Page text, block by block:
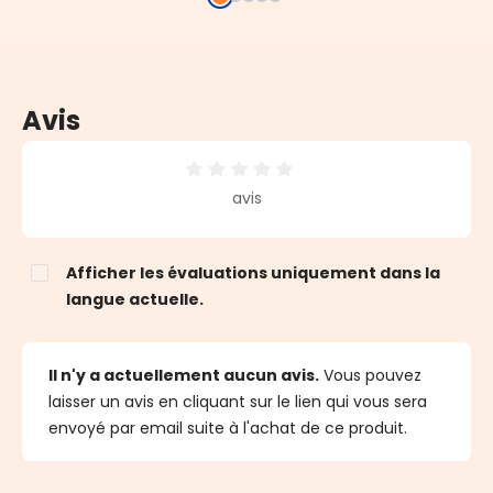
Avis
Note moyenne de 0 sur 5 étoiles
avis
Afficher les évaluations uniquement dans la
langue actuelle.
Il n'y a actuellement aucun avis. Vous pouvez
laisser un avis en cliquant sur le lien qui vous sera
envoyé par email suite à l'achat de ce produit.